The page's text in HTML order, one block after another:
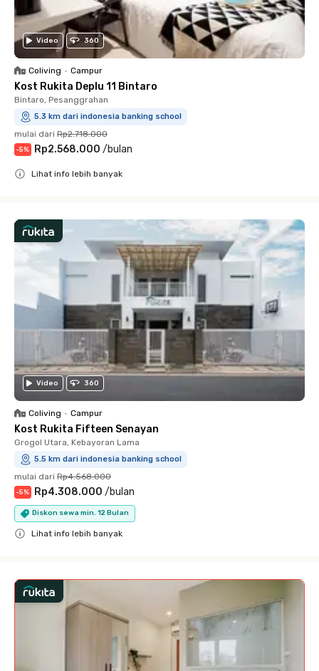
Video 360
Coliving • Campur
Kost Rukita Deplu 11 Bintaro
Bintaro, Pesanggrahan
5.3 km dari indonesia banking school
mulai dari Rp2.718.000
-5% Rp2.568.000 /bulan
Lihat info lebih banyak
Video 360
Coliving • Campur
Kost Rukita Fifteen Senayan
Grogol Utara, Kebayoran Lama
5.5 km dari indonesia banking school
mulai dari Rp4.568.000
-5% Rp4.308.000 /bulan
Diskon sewa min. 12 Bulan
Lihat info lebih banyak